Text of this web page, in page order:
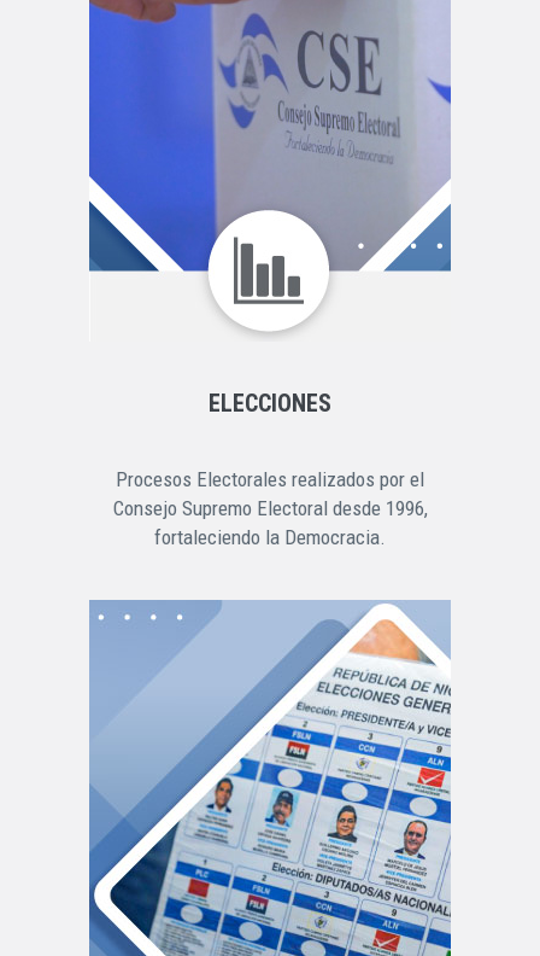
ELECCIONES
Procesos Electorales realizados por el
Consejo Supremo Electoral desde 1996,
fortaleciendo la Democracia.